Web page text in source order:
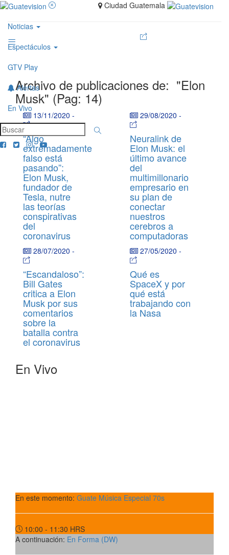
Noticias
Espectáculos
GTV Play
Alertas
En Vivo
Ciudad Guatemala
Archivo de publicaciones de: "Elon
Musk" (Pag: 14)
13/11/2020 -
“Algo
extremadamente
falso está
pasando”:
Elon Musk,
fundador de
Tesla, nutre
las teorías
conspirativas
del
coronavirus
29/08/2020 -
Neuralink de
Elon Musk: el
último avance
del
multimillonario
empresario en
su plan de
conectar
nuestros
cerebros a
computadoras
28/07/2020 -
“Escandaloso”:
Bill Gates
critica a Elon
Musk por sus
comentarios
sobre la
batalla contra
el coronavirus
27/05/2020 -
Qué es
SpaceX y por
qué está
trabajando con
la Nasa
En Vivo
En este momento: Guate Música Especial 70s
10:00 - 11:30 HRS
A continuación: En Forma (DW)